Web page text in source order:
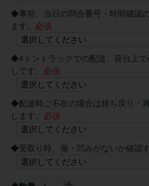
◆事前、当日の問合番号・時間確認
ます。 必須
◆4トントラックでの配送、荷台上
しです。 必須
◆配達時ご不在の場合は持ち戻り・
します。 必須
◆受取り時、傷・凹みがないか確認